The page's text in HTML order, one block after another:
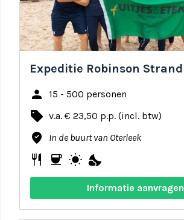
Expeditie Robinson Strand
person 15 - 500 personen
local_offer v.a. € 23,50 p.p. (incl. btw)
where_to_vote In de buurt van Oterleek
restaurant coffee wb_sunny nights_stay
Informatie aanvragen